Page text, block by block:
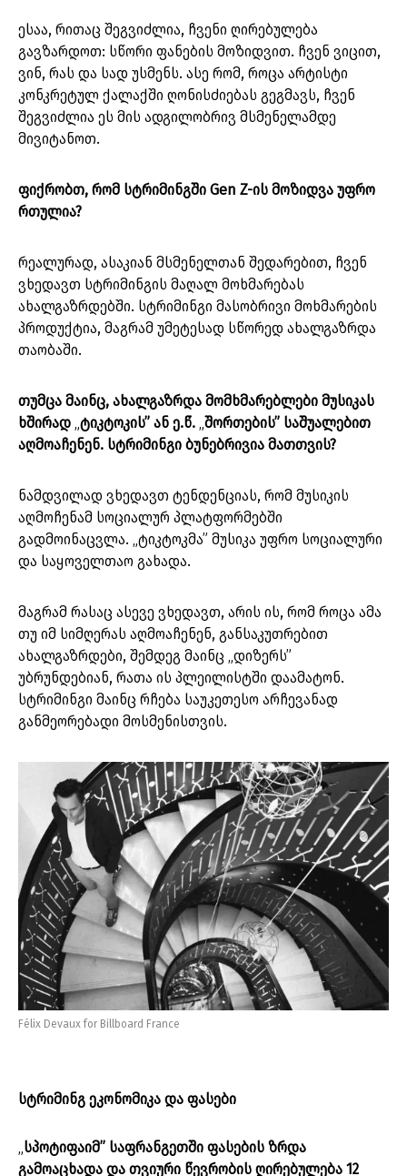
ესაა, რითაც შეგვიძლია, ჩვენი ღირებულება
გავზარდოთ: სწორი ფანების მოზიდვით. ჩვენ ვიცით,
ვინ, რას და სად უსმენს. ასე რომ, როცა არტისტი
კონკრეტულ ქალაქში ღონისძიებას გეგმავს, ჩვენ
შეგვიძლია ეს მის ადგილობრივ მსმენელამდე
მივიტანოთ.
ფიქრობთ, რომ სტრიმინგში Gen Z-ის მოზიდვა უფრო
რთულია?
რეალურად, ასაკიან მსმენელთან შედარებით, ჩვენ
ვხედავთ სტრიმინგის მაღალ მოხმარებას
ახალგაზრდებში. სტრიმინგი მასობრივი მოხმარების
პროდუქტია, მაგრამ უმეტესად სწორედ ახალგაზრდა
თაობაში.
თუმცა მაინც, ახალგაზრდა მომხმარებლები მუსიკას
ხშირად „ტიკტოკის” ან ე.წ. „შორთების” საშუალებით
აღმოაჩენენ. სტრიმინგი ბუნებრივია მათთვის?
ნამდვილად ვხედავთ ტენდენციას, რომ მუსიკის
აღმოჩენამ სოციალურ პლატფორმებში
გადმოინაცვლა. „ტიკტოკმა” მუსიკა უფრო სოციალური
და საყოველთაო გახადა.
მაგრამ რასაც ასევე ვხედავთ, არის ის, რომ როცა ამა
თუ იმ სიმღერას აღმოაჩენენ, განსაკუთრებით
ახალგაზრდები, შემდეგ მაინც „დიზერს”
უბრუნდებიან, რათა ის პლეილისტში დაამატონ.
სტრიმინგი მაინც რჩება საუკეთესო არჩევანად
განმეორებადი მოსმენისთვის.
Félix Devaux for Billboard France
სტრიმინგ ეკონომიკა და ფასები
სპოტიფაიმ” საფრანგეთში ფასების ზრდა
გამოაცხადა და თვიური წევრობის ღირებულება 12